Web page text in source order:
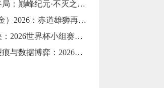
：巅峰纪元·不灭之冠**
2026：赤道雄狮再踏征途”
世界杯小组赛防守体系的极致博弈
弈：2026世界杯舆论风暴的多维解构**